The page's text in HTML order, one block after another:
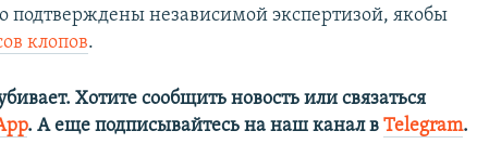
подтверждены независимой экспертизой, якобы
клопов.
Хотите сообщить новость или связаться
. А еще подписывайтесь на наш канал вTelegram.